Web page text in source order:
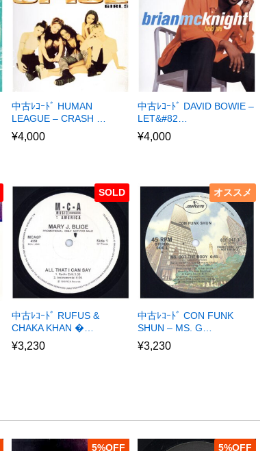
中古ﾚｺｰﾄﾞ HUMAN
LEAGUE – CRASH …
¥4,000
中古ﾚｺｰﾄﾞ DAVID BOWIE –
LET&#82…
¥4,000
SOLD
中古ﾚｺｰﾄﾞ RUFUS &
CHAKA KHAN �…
¥3,230
オススメ
中古ﾚｺｰﾄﾞ CON FUNK
SHUN – MS. G…
¥3,230
5% 5%